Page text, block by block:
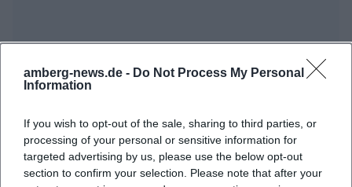
amberg-news.de - Do Not Process My Personal
Information
If you wish to opt-out of the sale, sharing to third parties, or
processing of your personal or sensitive information for
targeted advertising by us, please use the below opt-out
section to confirm your selection. Please note that after your
Open in Google Maps